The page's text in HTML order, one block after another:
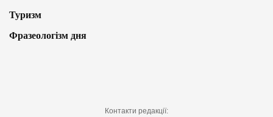
Туризм
Фразеологізм дня
Контакти редакції: